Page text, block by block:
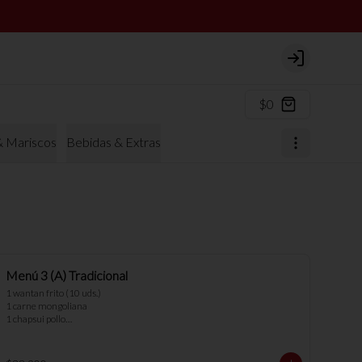
Login
$0
Mariscos Bebidas & Extras
Menú 3 (A) Tradicional
1 wantan frito (10 uds.)
1 carne mongoliana
1 chapsui pollo